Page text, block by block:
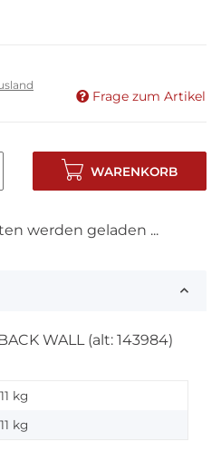
Frage zum Artikel
WARENKORB
werden geladen ...
WALL (alt: 143984)
kg
kg